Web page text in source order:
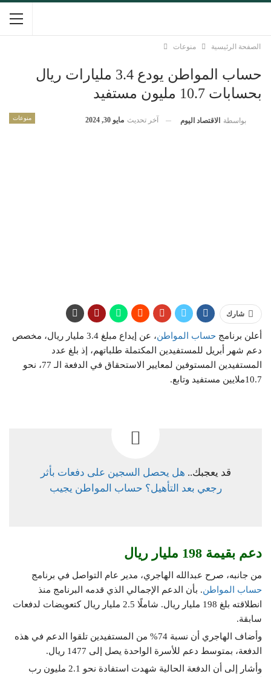
الصفحة الرئيسية منوعات
حساب المواطن يودع 3.4 مليارات ريال
بحسابات 10.7 مليون مستفيد
منوعات بواسطة الاقتصاد اليوم آخر تحديث مايو 30, 2024
شارك
أعلن برنامج حساب المواطن
، عن إيداع مبلغ 3.4 مليار ريال، مخصص
دعم شهر أبريل للمستفيدين المكتملة طلباتهم، إذ بلغ عدد
المستفيدين المستوفين لمعايير الاستحقاق في الدفعة الـ 77، نحو
10.7ملايين مستفيد وتابع.
قد يعجبك.. هل يحصل السجين على دفعات بأثر
رجعي بعد التأهيل؟ حساب المواطن يجيب
دعم بقيمة 198 مليار ريال
من جانبه، صرح عبدالله الهاجري، مدير عام التواصل في برنامج
حساب المواطن. بأن الدعم الإجمالي الذي قدمه البرنامج منذ
انطلاقته بلغ 198 مليار ريال. شاملًا 2.5 مليار ريال كتعويضات لدفعات
سابقة.
وأضاف الهاجري أن نسبة 74% من المستفيدين تلقوا الدعم في هذه
الدفعة، بمتوسط دعم للأسرة الواحدة يصل إلى 1477 ريال.
وأشار إلى أن الدفعة الحالية شهدت استفادة نحو 2.1 مليون رب